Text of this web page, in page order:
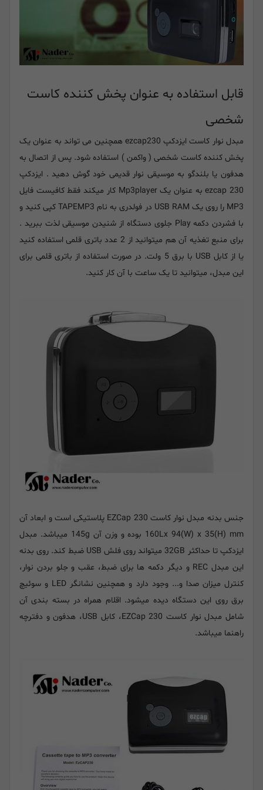
قابل استفاده به عنوان پخش کننده کاست
شخصی
مبدل نوار کاست ایزدکپ ezcap230 همچنین می تواند به عنوان یک
پخش کننده کاست شخصی ( واکمن ) استفاده شود. پس از اتصال به
هدفون یا بلندگو به موسیقی نوار قدیمی خود گوش دهید . ایزدکپ
ezcap 230 به عنوان یک Mp3player کار میکند فقط کافیست فایل
MP3 را روی یک USB RAM در فولدری به نام TAPEMP3 کپی کنید و
با فشردن دکمه Play جلوی دستگاه از شنیدن موسیقی لذت ببرید .
برای منبع تغذیه آن هم میتوانید از 2 عدد باتری قلمی استفاده کنید
یا از کابل USB
با برق 5 ولت. در صورت استفاده از باتری قلمی برای
این مبدل، میتوانید تا یک ساعت با آن کار کنید.
جنس بدنه مبدل نوار کاست EZCap 230 پلاستیکی است و ابعاد آن
160Lx 94(W) x 35(H) mm بوده و وزن آن 145g میباشد. مبدل
ایزدکپ تا حداکثر 32GB میتواند روی فلش USB ضبط کند. روی بدنه
این مبدل REC و دیگر دکمه ها برای ضبط، عقب و جلو بردن نوار،
کنترل میزان صدا و... وجود دارد و همچنین نشانگر LED و سوئیچ
برق روی این دستگاه دیده میشود. اقلام همراه در بسته بندی آن
شامل مبدل نوار کاست EZCap 230، کابل USB، هدفون و دفترچه
راهنما میباشد.